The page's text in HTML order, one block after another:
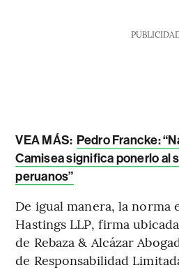
VEA MÁS: Pedro Francke:
Camisea significa ponerlo al
peruanos”
De igual manera, la norma
Hastings LLP, firma
de Rebaza & Alcázar
de Responsabilidad